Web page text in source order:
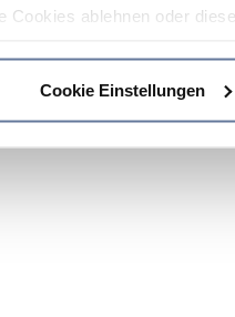
ablehnen oder
Cookie Einstellungen